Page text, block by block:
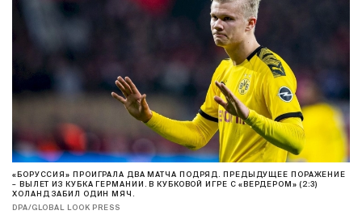
«БОРУССИЯ» ПРОИГРАЛА ДВА МАТЧА ПОДРЯД. ПРЕДЫДУЩЕЕ ПОРАЖЕНИЕ
– ВЫЛЕТ ИЗ КУБКА ГЕРМАНИИ. В КУБКОВОЙ ИГРЕ С «ВЕРДЕРОМ» (2:3)
ХОЛАНД ЗАБИЛ ОДИН МЯЧ.
DPA/GLOBAL LOOK PRESS